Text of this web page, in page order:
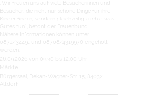
„Wir freuen uns auf viele Besucherinnen und
Besucher, die nicht nur schöne Dinge für ihre
Kinder finden, sondern gleichzeitig auch etwas
Gutes tun“, betont der Frauenbund.
Nähere Informationen können unter
0871/34491 und 08708/4319976 eingeholt
werden.
Märkte
Bürgersaal, Dekan-Wagner-Str. 15, 84032
Altdorf